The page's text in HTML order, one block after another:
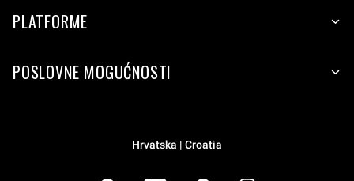
PLATFORME
POSLOVNE MOGUĆNOSTI
Hrvatska | Croatia